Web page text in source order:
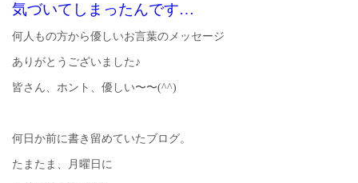
気づいてしまったんです…
何人もの方から優しいお言葉のメッセージ
ありがとうございました♪
皆さん、ホント、優しい〜〜(^^)
何日か前に書き留めていたブログ。
たまたま、月曜日に